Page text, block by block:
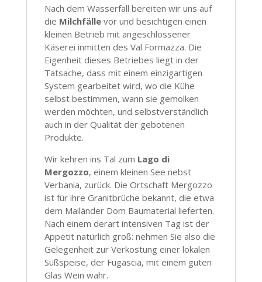
Nach dem Wasserfall bereiten wir uns auf
die Milchfällevor und besichtigen einen
kleinen Betrieb mit angeschlossener
Käserei inmitten des Val Formazza. Die
Eigenheit dieses Betriebes liegt in der
Tatsache, dass mit einem einzigartigen
System gearbeitet wird, wo die Kühe
selbst bestimmen, wann sie gemolken
werden möchten, und selbstverständlich
auch in der Qualität der gebotenen
Produkte.
Wir kehren ins Tal zum Lago di
Mergozzo, einem kleinen See nebst
Verbania, zurück. Die Ortschaft Mergozzo
ist für ihre Granitbrüche bekannt, die etwa
dem Mailänder Dom Baumaterial lieferten.
Nach einem derart intensiven Tag ist der
Appetit natürlich groß: nehmen Sie also die
Gelegenheit zur Verkostung einer lokalen
Süßspeise, der Fugascia, mit einem guten
Glas Wein wahr.